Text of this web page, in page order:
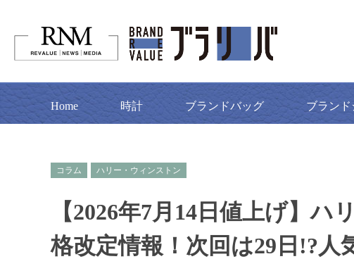
Home 時計 ブランドバッグ ブラン
コラム ハリー・ウィンストン
【2026年7月14日値上げ】
格改定情報！次回は29日!?人